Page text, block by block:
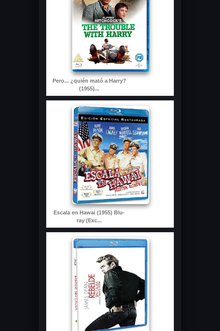
Pero... ¿quién mató a Harry?
(1955)...
Escala en Hawai (1955) Blu-
ray (Exc...